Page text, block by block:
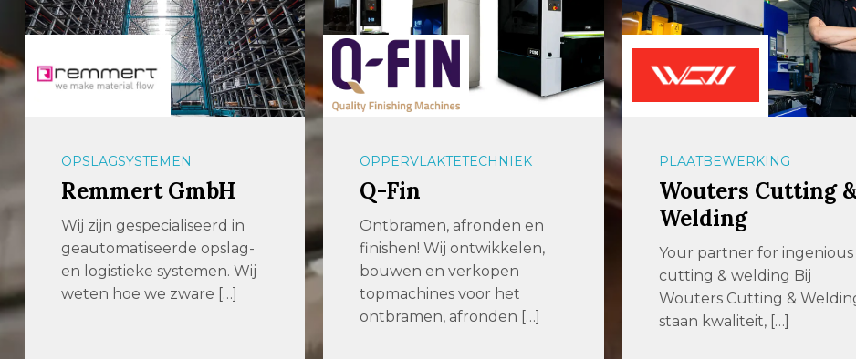
OPPERVLAKTETECHNIEK
Q-Fin
Ontbramen, afronden en
finishen! Wij ontwikkelen,
bouwen en verkopen
topmachines voor het
PLAATBEWERKING
Wouters Cutting &
Welding
Your partner for ingenious
cutting & welding Bij
Wouters Cutting & Welding
staan kwaliteit, […]
OPSLAGSYSTEMEN
aalbers|farina
Efficiënter produceren met
slimmere opslagsystemen
voor plaatwerk en
langgoed Enkele jaren
geleden zochten we […]